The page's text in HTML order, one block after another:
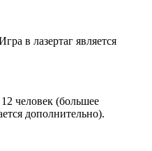
в лазертаг является
человек (большее
дополнительно).